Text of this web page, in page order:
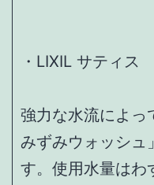
・LIXIL サティス
強力な水流によっ
みずみウォッシュ
す。使用水量はわ